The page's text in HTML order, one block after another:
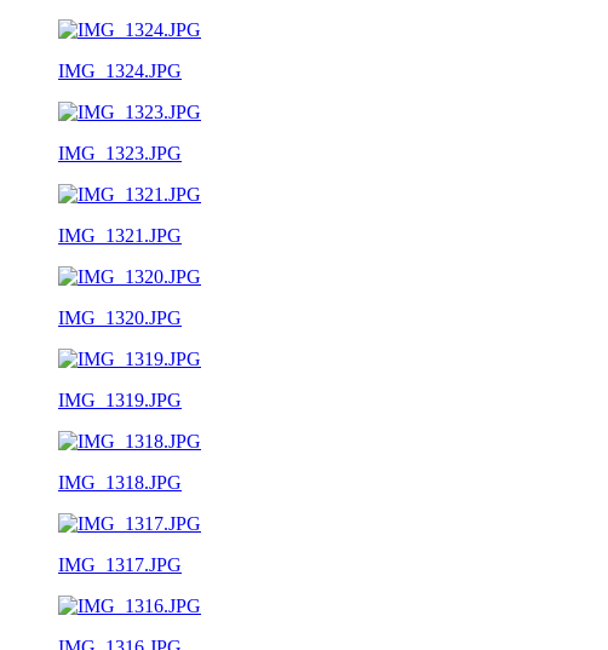
IMG_1324.JPG
IMG_1323.JPG
IMG_1321.JPG
IMG_1320.JPG
IMG_1319.JPG
IMG_1318.JPG
IMG_1317.JPG